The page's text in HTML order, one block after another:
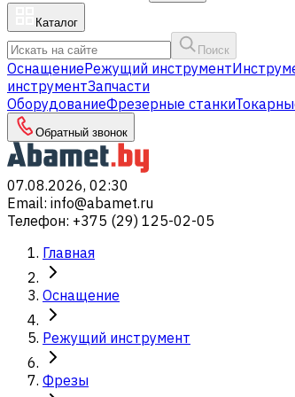
Каталог
Поиск
ОснащениеРежущий инструмент
инструментЗапчасти
ОборудованиеФрезерные станки
Обратный звонок
07.08.2026, 02:30
Email: info@abamet.ru
Телефон: +375 (29) 125-02-05
Главная
Оснащение
Режущий инструмент
Фрезы